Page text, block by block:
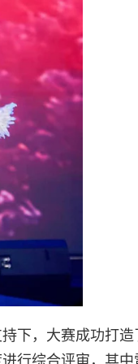
下，大赛成功打造